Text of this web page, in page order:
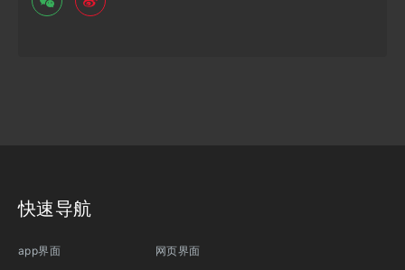
快速导航
app界面 网页界面